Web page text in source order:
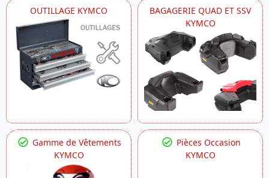
OUTILLAGE KYMCO
BAGAGERIE QUAD ET SSV
KYMCO
Gamme de Vêtements
KYMCO
Pièces Occasion
KYMCO